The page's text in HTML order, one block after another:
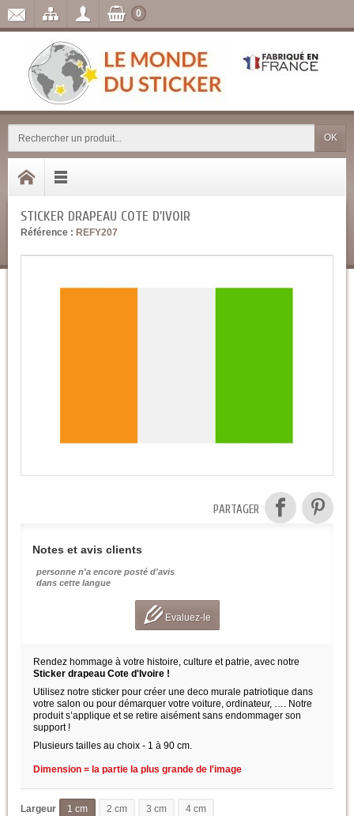
OK
0
STICKER DRAPEAU COTE D'IVOIR
Référence : REFY207
PARTAGER
Notes et avis clients
personne n'a encore posté d'avis
dans cette langue
Evaluez-le
Rendez hommage à votre histoire, culture et patrie, avec notre
Sticker drapeau Cote d'Ivoire !
Utilisez notre sticker pour créer une deco murale patriotique dans
votre salon ou pour démarquer votre voiture, ordinateur, …. Notre
produit s’applique et se retire aisément sans endommager son
support !
Plusieurs tailles au choix - 1 à 90 cm.
Dimension = la partie la plus grande de l'image
Largeur 1 cm 2 cm 3 cm 4 cm